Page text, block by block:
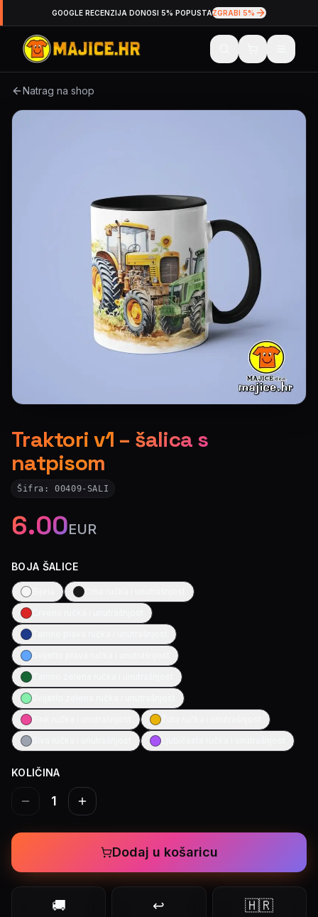
GOOGLE RECENZIJA DONOSI 5% POPUSTAZGRABI 5%
Natrag na shop
Traktori v1 – šalica s
natpisom
Šifra:00409-SALI
6.00EUR
BOJA ŠALICE
KOLIČINA
1
Dodaj u košaricu
🚚 ↩️ 🇭🇷